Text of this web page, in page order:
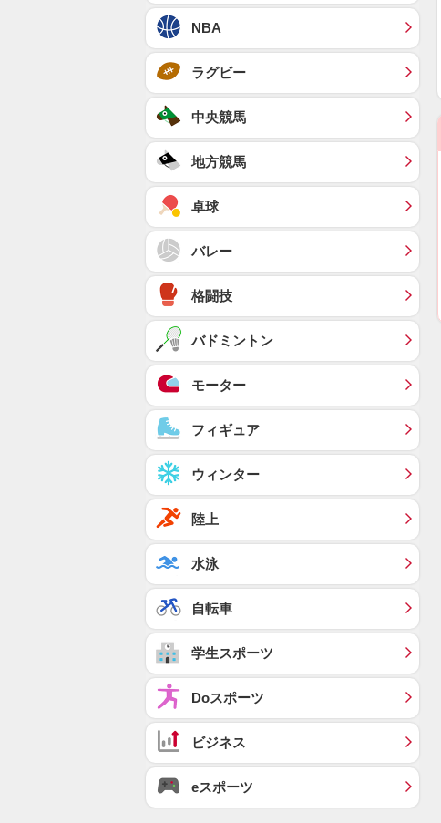
NBA
ラグビー
中央競馬
地方競馬
卓球
バレー
格闘技
バドミントン
モーター
フィギュア
ウィンター
陸上
水泳
自転車
学生スポーツ
Doスポーツ
ビジネス
eスポーツ